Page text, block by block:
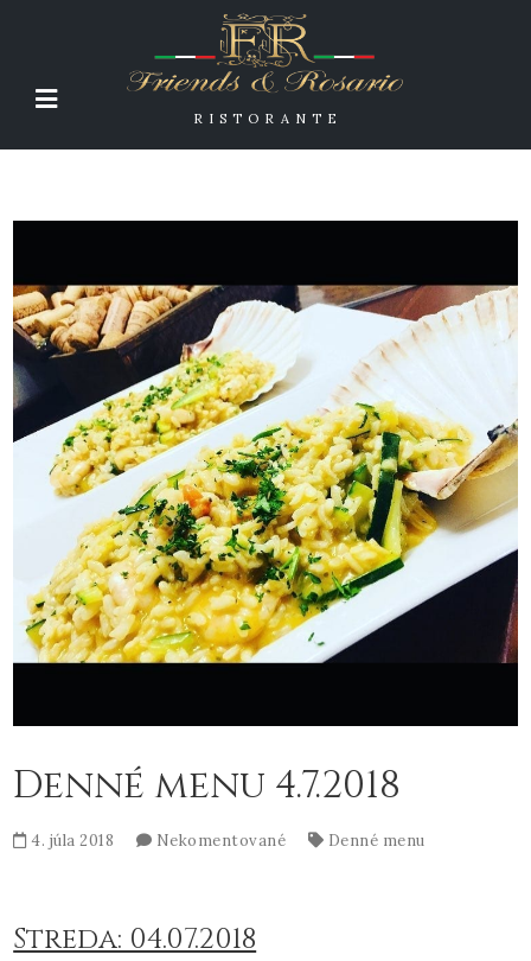
RISTORANTE
Denné menu 4.7.2018
4. júla 2018 Nekomentované Denné menu
Streda: 04.07.2018